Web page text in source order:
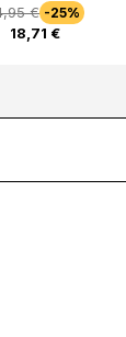
€ -25%
18,71 €